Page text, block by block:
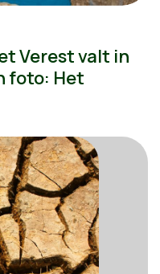
Verest valt in
foto: Het